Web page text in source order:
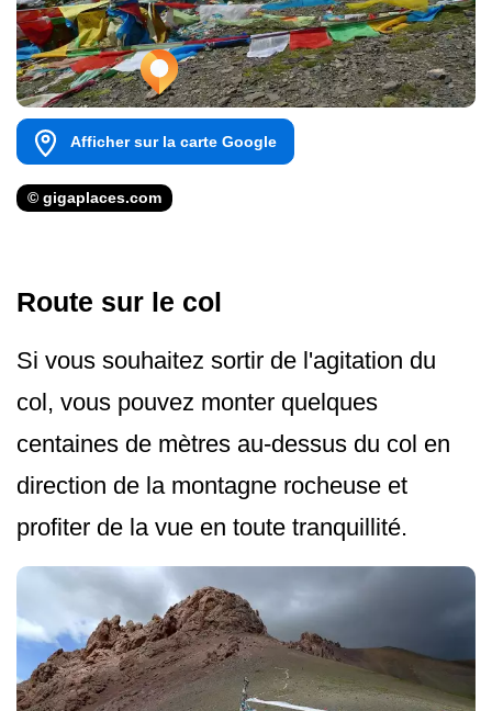
Afficher sur la carte Google
© gigaplaces.com
Route sur le col
Si vous souhaitez sortir de l'agitation du
col, vous pouvez monter quelques
centaines de mètres au-dessus du col en
direction de la montagne rocheuse et
profiter de la vue en toute tranquillité.